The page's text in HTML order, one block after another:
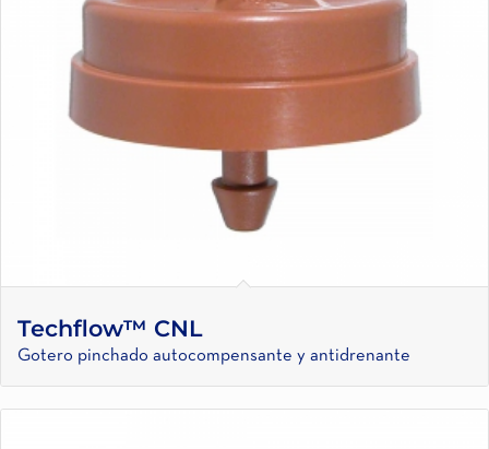
Techflow™ CNL
Gotero pinchado autocompensante y antidrenante